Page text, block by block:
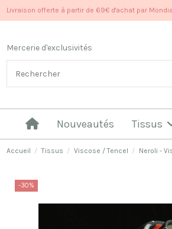
Livraison offerte à partir de 69€ d'achat par
Mercerie d'exclusivités
Nouveautés Tissus
Accueil Tissus Viscose / Tencel Neroli -
-30%